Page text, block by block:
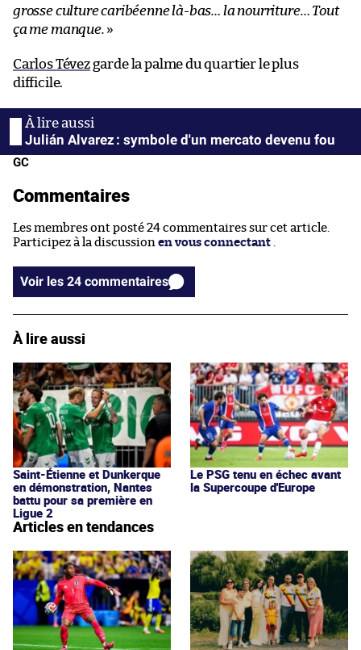
grosse culture caribéenne là-bas… la nourriture… Tout
ça me manque. »
Carlos Tévezgarde la palme du quartier le plus
difficile.
Julián Alvarez : symbole d'un mercato devenu fou
GC
Commentaires
Les membres ont posté 24 commentaires sur cet article.
Participez à la discussion en vous connectant
Voir les 24 commentaires
À lire aussi
Saint-Étienne et Dunkerque
en démonstration, Nantes
battu pour sa première en
Ligue 2
Le PSG tenu en échec avant
la Supercoupe d'Europe
Articles en tendances